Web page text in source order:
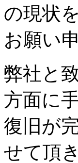
の現状
お願い
弊社と
方面に
復旧が
せて頂